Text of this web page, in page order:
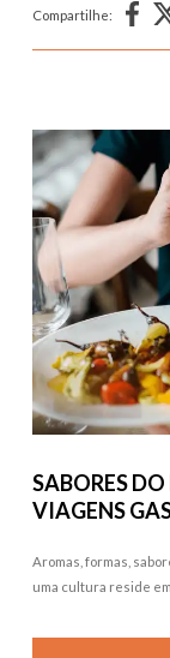
Compartilhe:
SABORES
VIAGENS
Aromas, formas,
uma cultura reside